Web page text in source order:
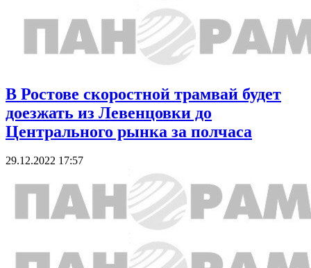
В Ростове скоростной трамвай будет
доезжать из Левенцовки до
Центрального рынка за полчаса
29.12.2022 17:57